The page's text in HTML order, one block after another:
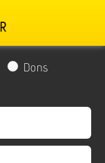
Dons